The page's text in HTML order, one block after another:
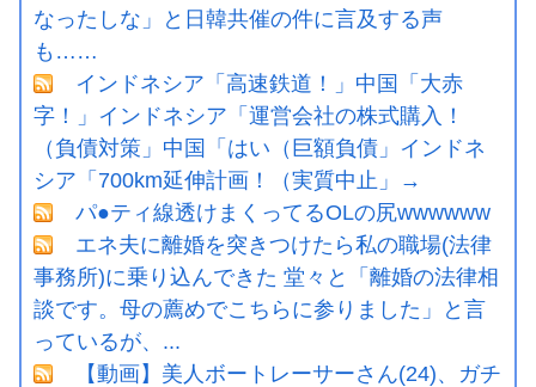
なったしな」と日韓共催の件に言及する声
も……
インドネシア「高速鉄道！」中国「大赤
字！」インドネシア「運営会社の株式購入！
（負債対策」中国「はい（巨額負債」インドネ
シア「700km延伸計画！（実質中止」→
パ●ティ線透けまくってるOLの尻wwwwww
エネ夫に離婚を突きつけたら私の職場(法律
事務所)に乗り込んできた 堂々と「離婚の法律相
談です。母の薦めでこちらに参りました」と言
っているが、...
【動画】美人ボートレーサーさん(24)、ガチ